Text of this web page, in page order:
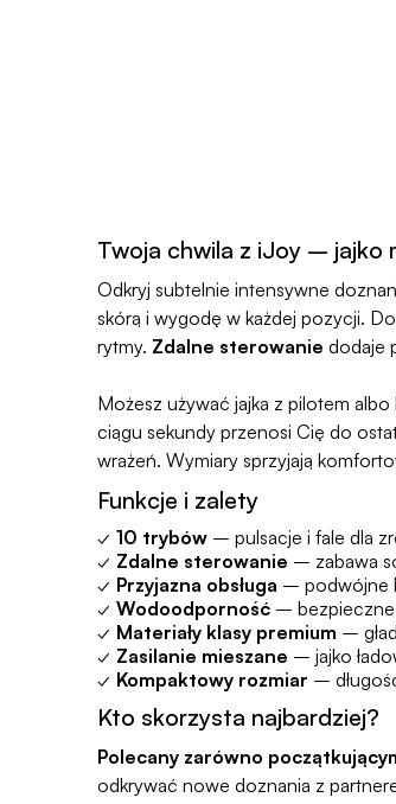
Twoja chwila z iJoy – jajko
Odkryj subtelnie intensywne
skórą i wygodę w każdej pozycji.
rytmy. Zdalne sterowanie dodaje
Możesz używać jajka z pilotem
ciągu sekundy przenosi Cię do
wrażeń. Wymiary sprzyjają
Funkcje i zalety
✓ 10 trybów – pulsacje i fale dla
✓ Zdalne sterowanie – zabawa
✓ Przyjazna obsługa – podwójne
✓ Wodoodporność – bezpieczne
✓ Materiały klasy premium –
✓ Zasilanie mieszane – jajko
✓ Kompaktowy rozmiar –
Kto skorzysta najbardziej?
Polecany zarówno
odkrywać nowe doznania z